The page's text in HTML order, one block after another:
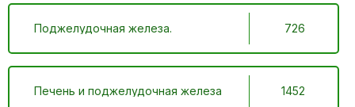
Поджелудочная железа. 726
Печень и поджелудочная железа 1452